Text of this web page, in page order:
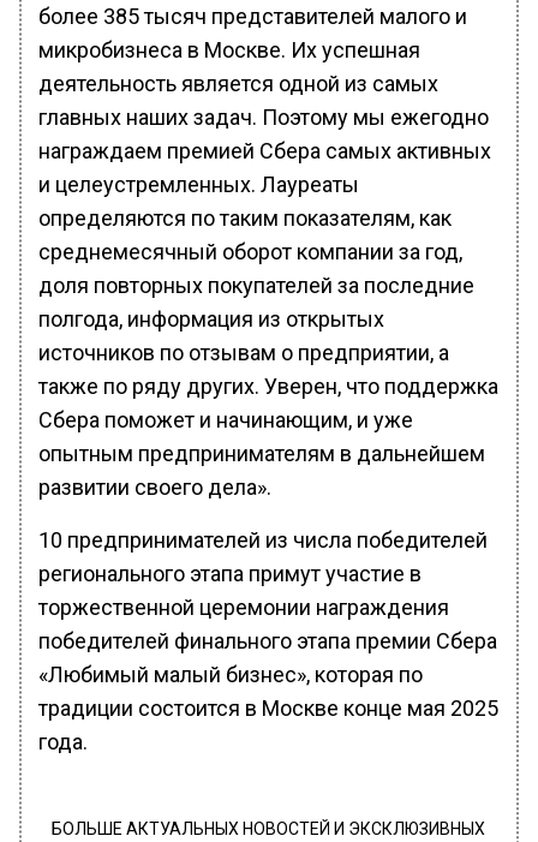
более 385 тысяч представителей малого и
микробизнеса в Москве. Их успешная
деятельность является одной из самых
главных наших задач. Поэтому мы ежегодно
награждаем премией Сбера самых активных
и целеустремленных. Лауреаты
определяются по таким показателям, как
среднемесячный оборот компании за год,
доля повторных покупателей за последние
полгода, информация из открытых
источников по отзывам о предприятии, а
также по ряду других. Уверен, что поддержка
Сбера поможет и начинающим, и уже
опытным предпринимателям в дальнейшем
развитии своего дела».
10 предпринимателей из числа победителей
регионального этапа примут участие в
торжественной церемонии награждения
победителей финального этапа премии Сбера
«Любимый малый бизнес», которая по
традиции состоится в Москве конце мая 2025
года.
БОЛЬШЕ АКТУАЛЬНЫХ НОВОСТЕЙ И ЭКСКЛЮЗИВНЫХ